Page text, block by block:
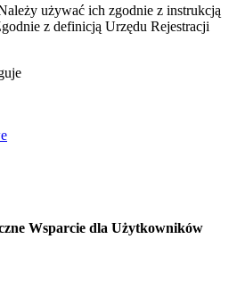
używać ich zgodnie z instrukcją
z definicją Urzędu Rejestracji
Wsparcie dla Użytkowników